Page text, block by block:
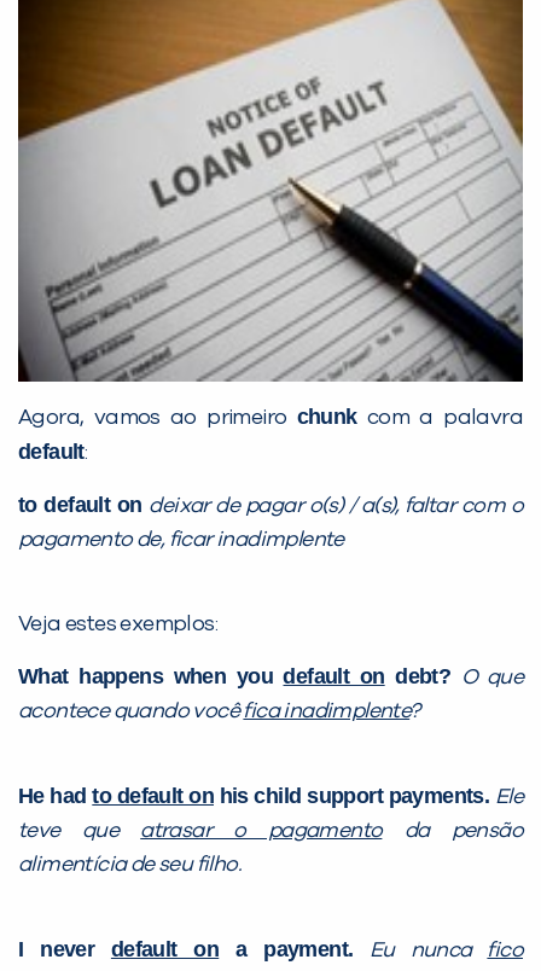
Agora, vamos ao primeiro chunkcom a palavra
default:
to default on deixar de pagar o(s) / a(s), faltar com o
pagamento de, ficar inadimplente
Veja estes exemplos:
What happens when youdefault on debt?
O que
acontece quando vocêfica inadimplente?
He hadto default onhis child support payments. Ele
teve que atrasar o pagamentoda pensão
alimentícia de seu filho.
I never default on a payment. Eu nunca fico
Preencha com seus dados abaixo e
já vamos te colocar em contato
com a:
VOLTAR